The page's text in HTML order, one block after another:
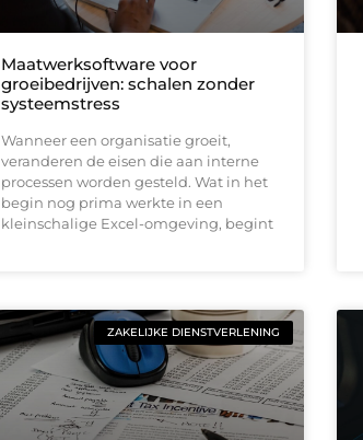
Maatwerksoftware voor
groeibedrijven: schalen zonder
systeemstress
Wanneer een organisatie groeit,
veranderen de eisen die aan interne
processen worden gesteld. Wat in het
begin nog prima werkte in een
kleinschalige Excel-omgeving, begint
ZAKELIJKE DIENSTVERLENING